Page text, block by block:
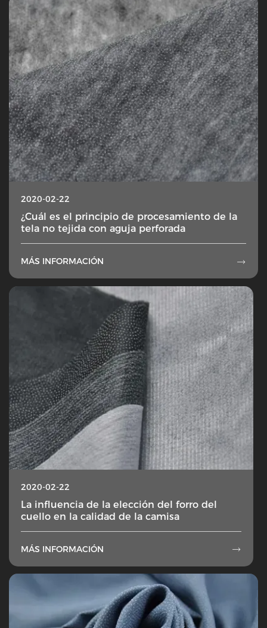
2020-02-22
¿Cuál es el principio de procesamiento de la
tela no tejida con aguja perforada
MÁS INFORMACIÓN 
2020-02-22
La influencia de la elección del forro del
cuello en la calidad de la camisa
MÁS INFORMACIÓN 